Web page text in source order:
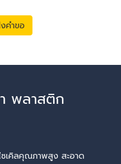
คำขอ
พลาสติก
เคิลคุณภาพสูง สะอาด